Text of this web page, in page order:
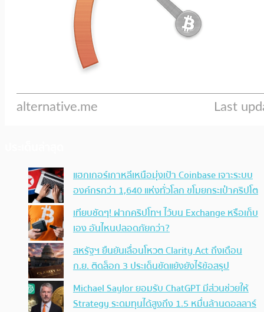
แฮกเกอร์เกาหลีเหนือมุ่งเป้า Coinbase เจาะระบบ
องค์กรกว่า 1,640 แห่งทั่วโลก ขโมยกระเป๋าคริปโต
เทียบชัดๆ! ฝากคริปโทฯ ไว้บน Exchange หรือเก็บ
เอง อันไหนปลอดภัยกว่า?
สหรัฐฯ ยืนยันเลื่อนโหวต Clarity Act ถึงเดือน
ก.ย. ติดล็อก 3 ประเด็นขัดแย้งยังไร้ข้อสรุป
Michael Saylor ยอมรับ ChatGPT มีส่วนช่วยให้
Strategy ระดมทุนได้สูงถึง 1.5 หมื่นล้านดอลลาร์